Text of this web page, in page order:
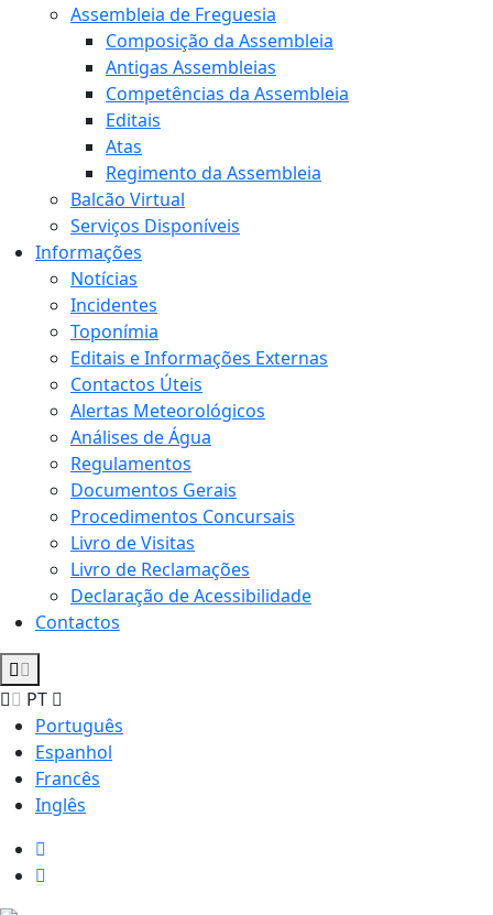
Assembleia de Freguesia
Composição da Assembleia
Antigas Assembleias
Competências da Assembleia
Editais
Atas
Regimento da Assembleia
Balcão Virtual
Serviços Disponíveis
Informações
Notícias
Incidentes
Toponímia
Editais e Informações Externas
Contactos Úteis
Alertas Meteorológicos
Análises de Água
Regulamentos
Documentos Gerais
Procedimentos Concursais
Livro de Visitas
Livro de Reclamações
Declaração de Acessibilidade
Contactos
PT
Português
Espanhol
Francês
Inglês